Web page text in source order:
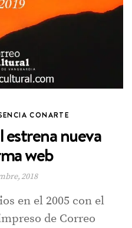
CONARTE
nueva
web
2018
en el 2005 con el
de Correo